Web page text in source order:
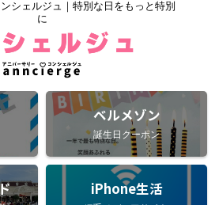
シェルジュ｜特別な日をもっと特別
に
ベルメゾン
誕生日クーポン
iPhone生活